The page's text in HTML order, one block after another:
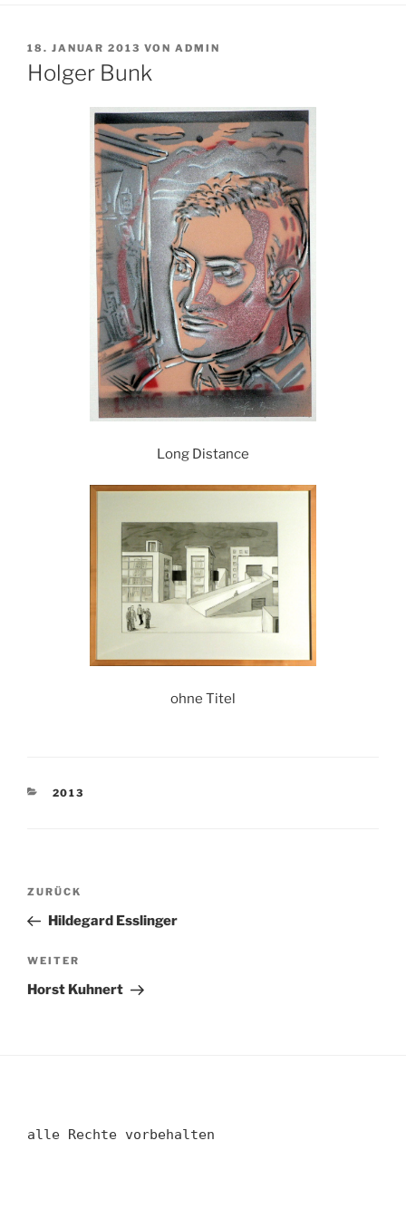
VERÖFFENTLICHT
AM
18. JANUAR 2013 VON ADMIN
Holger Bunk
Long Distance
ohne Titel
KATEGORIEN
2013
Beitragsnavigation
Vorheriger
Beitrag
ZURÜCK
Hildegard Esslinger
Nächster
Beitrag
WEITER
Horst Kuhnert
alle Rechte vorbehalten